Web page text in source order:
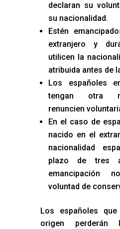
declaran su
su nacionalidad.
Estén
extranjero y
utilicen la
atribuida antes de
Los españoles
tengan otra
renuncien
En el caso de
nacido en el
nacionalidad
plazo de tres
emancipación
voluntad de
Los españoles
origen perderán